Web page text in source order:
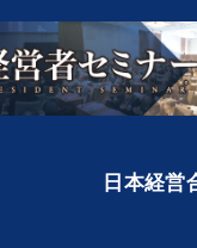
日本経営